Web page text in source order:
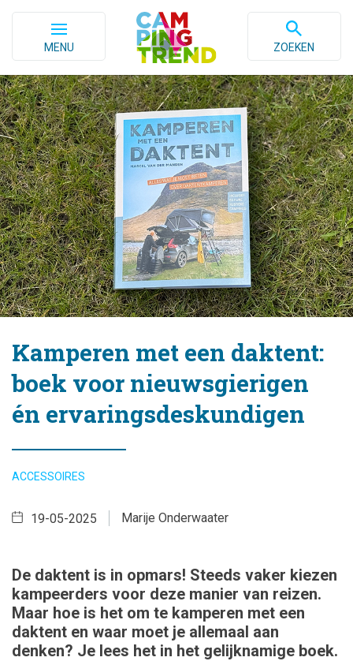
MENU ZOEKEN
Kamperen met een daktent:
boek voor nieuwsgierigen
én ervaringsdeskundigen
ACCESSOIRES
Marije Onderwaater
19-05-2025
De daktent is in opmars! Steeds vaker kiezen
kampeerders voor deze manier van reizen.
Maar hoe is het om te kamperen met een
daktent en waar moet je allemaal aan
denken? Je lees het in het gelijknamige boek.